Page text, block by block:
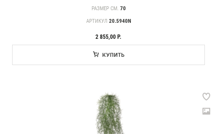
РАЗМЕР СМ. 70
АРТИКУЛ 20.5940N
2 855,00 Р.
КУПИТЬ